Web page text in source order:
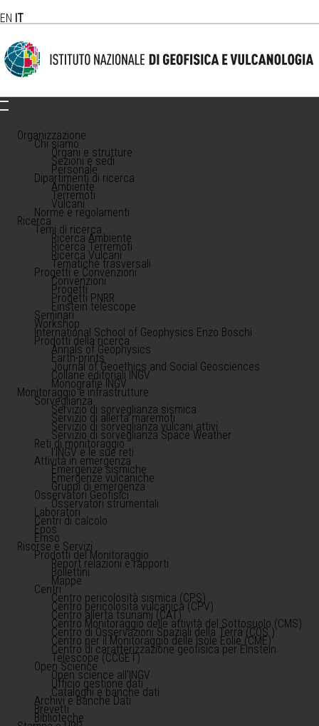
EN IT
Organizzazione
Chi siamo
Organi e strutture
Sezioni e sedi
Personale
Dipartimenti di ricerca
Ambiente
Terremoti
Vulcani
Norme e regolamenti
Ricerca
Temi di ricerca
Ricerca Ambiente
Ricerca Terremoti
Ricerca Vulcani
Tematiche trasversali
Progetti e Convenzioni
Convenzioni
Progetti
Progetti PNRR
Einstein telescope
Seminari
Workshop
International School of Geophysics Enzo Boschi
Prodotti della ricerca
Annals of Geophysics
Earth-prints
Journal of Geoethics and Social Geosciences
Collane editoriali INGV
Monografie INGV
Monitoraggio e infrastrutture
Sorveglianza
Servizio di sorveglianza sismica
Servizio di allerta maremoti
Servizio di sorveglianza vulcani attivi
Servizio di sorveglianza Space Weather
Reti di monitoraggio
l'INGV e le sue reti
Attività in emergenza
Emergenze sismiche
Emergenze vulcaniche
Gruppi di emergenza
Osservatori Geofisici
Osservatori strumentali
Laboratori
Centri di calcolo
Epos
Emso
Risorse e Servizi
Prodotti del Monitoraggio
Report relazioni e rapporti
Bollettini
Mappe
Centri
Centro pericolosità sismica (CPS)
Centro pericolosità vulcanica (CPV)
Centro allerta tsunami (CAT)
Centro Monitoraggio delle attività del Sottosuolo (CMS)
Centro di Osservazioni Spaziali della Terra (COS )
Centro per il Monitoraggio delle Isole Eolie (CME)
Centro di caratterizzazione geofisica per Einstein
Telescope (CCGET)
Open Science
Open science all'INGV
Ufficio gestione dati
Cataloghi e banche dati
Archivi e Banche Dati
Brevetti
Biblioteche